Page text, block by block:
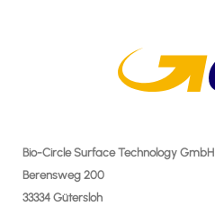
Bio-Circle Surface Technology GmbH
Berensweg 200
33334 Gütersloh